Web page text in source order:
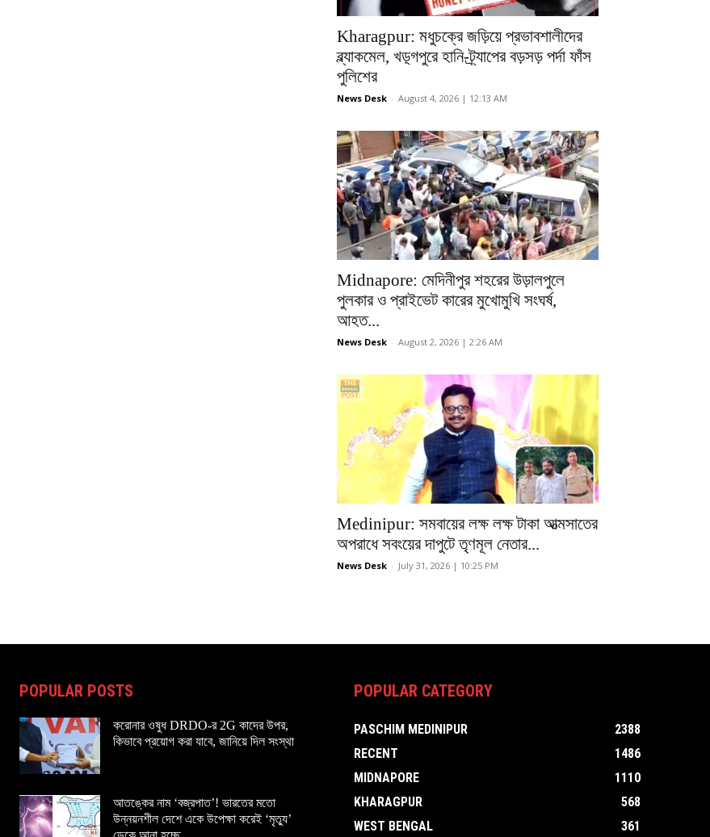
Kharagpur: মধুচক্রে জড়িয়ে প্রভাবশালীদের
ব্ল্যাকমেল, খড়্গপুরে হানি-ট্র্যাপের বড়সড় পর্দা ফাঁস
পুলিশের
News Desk - August 4, 2026 | 12:13 AM
Midnapore: মেদিনীপুর শহরের উড়ালপুলে
পুলকার ও প্রাইভেট কারের মুখোমুখি সংঘর্ষ,
আহত...
News Desk - August 2, 2026 | 2:26 AM
Medinipur: সমবায়ের লক্ষ লক্ষ টাকা আত্মসাতের
অপরাধে সবংয়ের দাপুটে তৃণমূল নেতার...
News Desk - July 31, 2026 | 10:25 PM
POPULAR POSTS
করোনার ওষুধ DRDO-র 2G কাদের উপর,
কিভাবে প্রয়োগ করা যাবে, জানিয়ে দিল সংস্থা
আতঙ্কের নাম ‘বজ্রপাত’! ভারতের মতো
উন্নয়নশীল দেশে একে উপেক্ষা করেই ‘মৃত্যু’
POPULAR CATEGORY
PASCHIM MEDINIPUR
2388
RECENT
1486
MIDNAPORE
1110
KHARAGPUR
568
WEST BENGAL
361